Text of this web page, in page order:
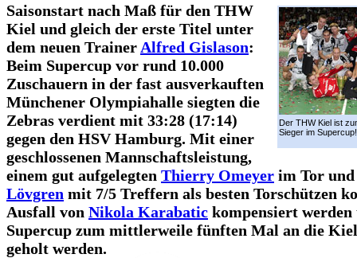
Der THW Kiel ist
Sieger im Supercup!
Saisonstart nach Maß für den THW
Kiel und gleich der erste Titel unter
dem neuen Trainer Alfred Gislason:
Beim Supercup vor rund 10.000
Zuschauern in der fast ausverkauften
Münchener Olympiahalle siegten die
Zebras verdient mit 33:28 (17:14)
gegen den HSV Hamburg. Mit einer
geschlossenen Mannschaftsleistung,
einem gut aufgelegten Thierry Omeyer im Tor
Lövgren mit 7/5 Treffern als besten Torschützen
Ausfall von Nikola Karabatic kompensiert werden
Supercup zum mittlerweile fünften Mal an die
geholt werden.